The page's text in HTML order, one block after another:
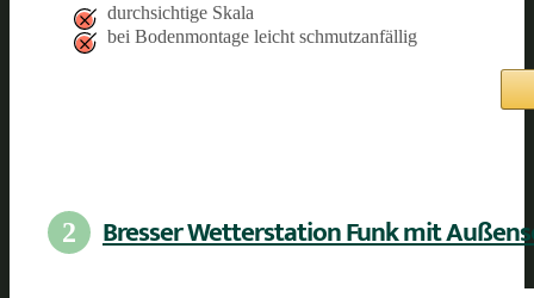
durchsichtige Skala
bei Bodenmontage leicht schmutzanfällig
2 Bresser Wetterstation Funk mit